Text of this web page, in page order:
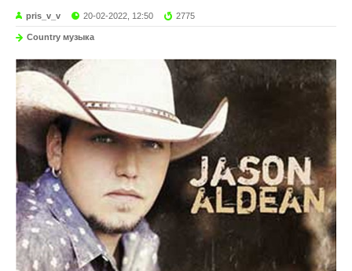
pris_v_v 20-02-2022, 12:50 2775
Country музыка